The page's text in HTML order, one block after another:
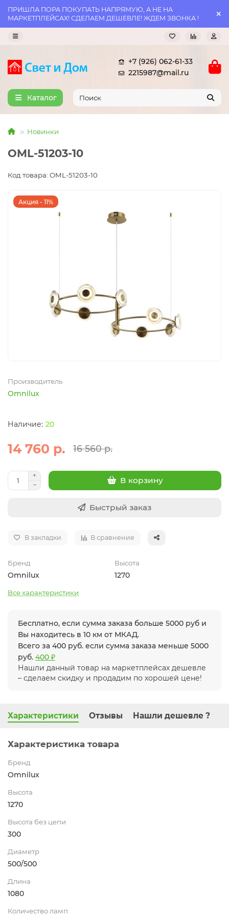
ПРИШЛА ПОРА ПОКУПАТЬ НАПРЯМУЮ, А НЕ НА
МАРКЕТПЛЕЙСАХ! СДЕЛАЕМ ДЕШЕВЛЕ! ЖДЕМ ЗВОНКА !
+7 (926) 062-61-33
2215987@mail.ru
Каталог
Новинки
OML-51203-10
Код товара: OML-51203-10
Акция - 11%
Производитель
Omnilux
20
14 760 р. 16 560 р.
В корзину
Быстрый заказ
В закладки В сравнение
Бренд
Omnilux
Высота
1270
Все характеристики
Бесплатно, если сумма заказа больше 5000 руб и
Вы находитесь в 10 км от МКАД.
Всего за 400 руб. если сумма заказа меньше 5000
руб. 400 ₽
Нашли данный товар на маркетплейсах дешевле
– сделаем скидку и продадим по хорошей цене!
Характеристики Отзывы Нашли дешевле ?
Характеристика товара
Бренд
Omnilux
Высота
1270
Высота без цепи
300
Диаметр
500/500
Длина
1080
Количество ламп